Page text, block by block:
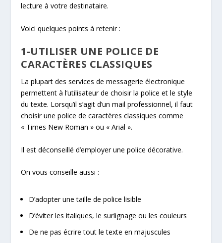
lecture à votre destinataire.
Voici quelques points à retenir :
1-UTILISER UNE POLICE DE
CARACTÈRES CLASSIQUES
La plupart des services de messagerie électronique
permettent à l’utilisateur de choisir la police et le style
du texte. Lorsqu’il s’agit d’un mail professionnel, il faut
choisir une police de caractères classiques comme
« Times New Roman » ou « Arial ».
Il est déconseillé d’employer une police décorative.
On vous conseille aussi :
D’adopter une taille de police lisible
D’éviter les italiques, le surlignage ou les couleurs
De ne pas écrire tout le texte en majuscules